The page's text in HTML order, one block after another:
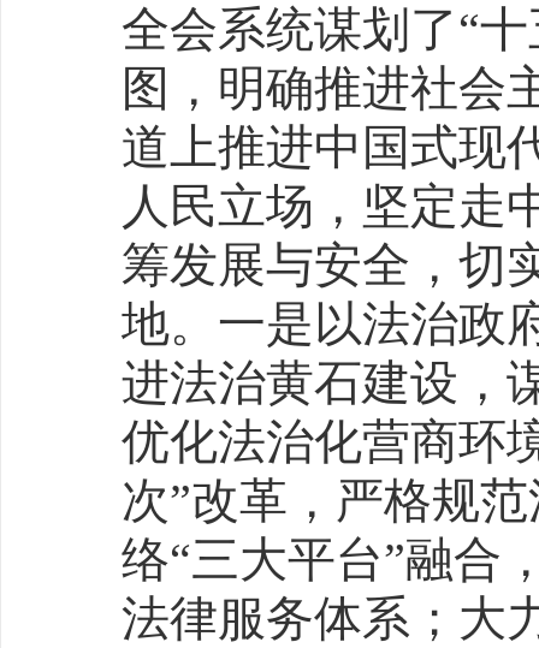
全会系统谋划了“
图，明确推进社会
道上推进中国式现
人民立场，坚定走
筹发展与安全，切
地。一是以法治政
进法治黄石建设，
优化法治化营商环
次”改革，严格规
络“三大平台”融合
法律服务体系；大